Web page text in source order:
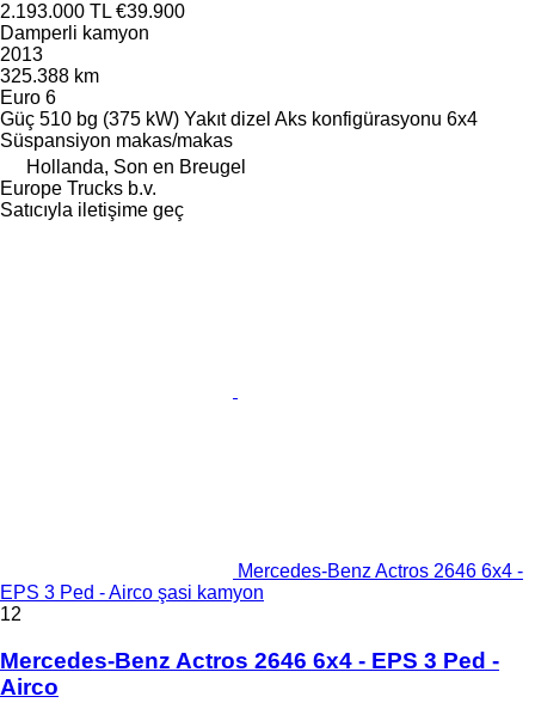
2.193.000 TL €39.900
Damperli kamyon
2013
325.388 km
Euro 6
Güç 510 bg (375 kW) Yakıt dizel Aks konfigürasyonu 6x4
Süspansiyon makas/makas
Hollanda, Son en Breugel
Europe Trucks b.v.
Satıcıyla iletişime geç
Mercedes-Benz Actros 2646 6x4 -
EPS 3 Ped - Airco şasi kamyon
12
Mercedes-Benz Actros 2646 6x4 - EPS 3 Ped -
Airco